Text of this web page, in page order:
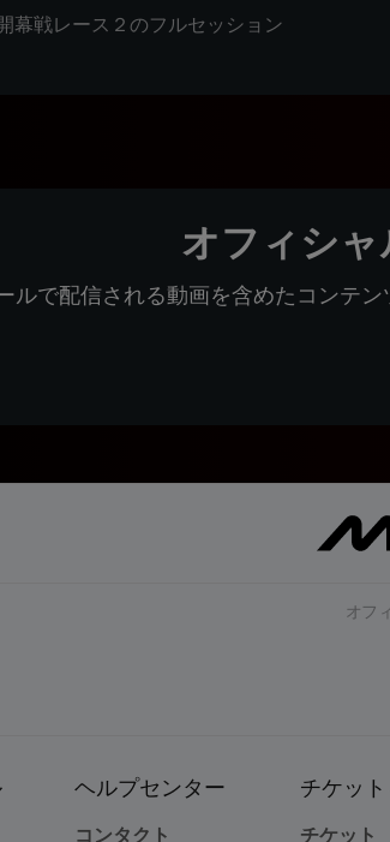
幕戦レース２のフルセッション
オフィシ
ルで配信される動画を含めたコンテ
オフ
ヘルプセンター
コンタクト
チケッ
チケット